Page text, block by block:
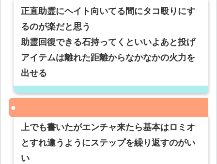
正直助霊にヘイト向いてる間にタコ殴りにす
るのが楽だと思う
助霊回復できる石持ってくといいよあと投げ
アイテムは離れた距離からなかなかの火力を
出せる
上でも書いたがエンチャ来たら基本はロミオ
とすれ違うようにステップを繰り返すのがい
い